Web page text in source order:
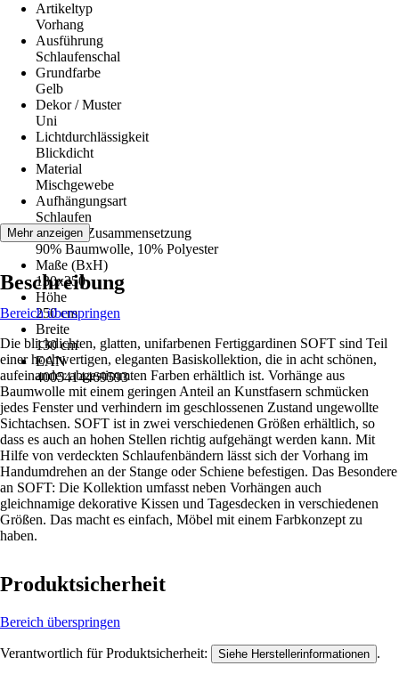
Artikeltyp
Vorhang
Ausführung
Schlaufenschal
Grundfarbe
Gelb
Dekor / Muster
Uni
Lichtdurchlässigkeit
Blickdicht
Material
Mischgewebe
Aufhängungsart
Schlaufen
Material-Zusammensetzung
90% Baumwolle, 10% Polyester
Maße (BxH)
130x250
Höhe
250 cm
Breite
130 cm
EAN
4005414469593
Mehr anzeigen
Beschreibung
Bereich überspringen
Die blickdichten, glatten, unifarbenen Fertiggardinen SOFT sind Teil
einer hochwertigen, eleganten Basiskollektion, die in acht schönen,
aufeinander abgestimmten Farben erhältlich ist. Vorhänge aus
Baumwolle mit einem geringen Anteil an Kunstfasern schmücken
jedes Fenster und verhindern im geschlossenen Zustand ungewollte
Sichtachsen. SOFT ist in zwei verschiedenen Größen erhältlich, so
dass es auch an hohen Stellen richtig aufgehängt werden kann. Mit
Hilfe von verdeckten Schlaufenbändern lässt sich der Vorhang im
Handumdrehen an der Stange oder Schiene befestigen. Das Besondere
an SOFT: Die Kollektion umfasst neben Vorhängen auch
gleichnamige dekorative Kissen und Tagesdecken in verschiedenen
Größen. Das macht es einfach, Möbel mit einem Farbkonzept zu
haben.
Produktsicherheit
Bereich überspringen
Verantwortlich für Produktsicherheit: Siehe Herstellerinformationen .